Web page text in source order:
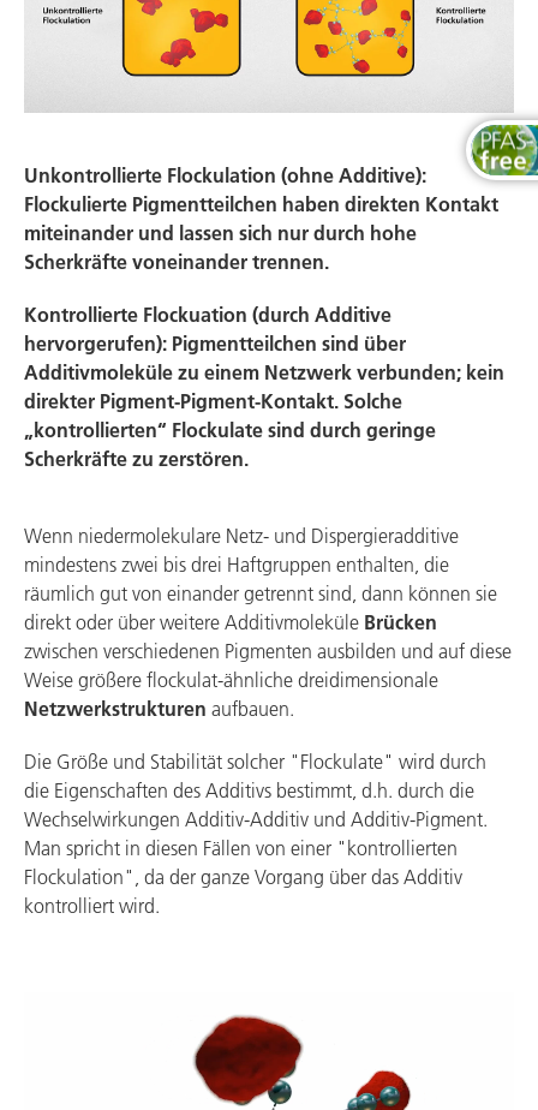
Unkontrollierte Flockulation (ohne Additive):
Flockulierte Pigmentteilchen haben direkten Kontakt
miteinander und lassen sich nur durch hohe
Scherkräfte voneinander trennen.
Kontrollierte Flockuation (durch Additive
hervorgerufen): Pigmentteilchen sind über
Additivmoleküle zu einem Netzwerk verbunden; kein
direkter Pigment-Pigment-Kontakt. Solche
„kontrollierten“ Flockulate sind durch geringe
Scherkräfte zu zerstören.
Wenn niedermolekulare Netz- und Dispergieradditive
mindestens zwei bis drei Haftgruppen enthalten, die
räumlich gut von einander getrennt sind, dann können sie
direkt oder über weitere Additivmoleküle Brücken
zwischen verschiedenen Pigmenten ausbilden und auf diese
Weise größere flockulat-ähnliche dreidimensionale
Netzwerkstrukturen aufbauen.
Die Größe und Stabilität solcher "Flockulate" wird durch
die Eigenschaften des Additivs bestimmt, d.h. durch die
Wechselwirkungen Additiv-Additiv und Additiv-Pigment.
Man spricht in diesen Fällen von einer "kontrollierten
Flockulation", da der ganze Vorgang über das Additiv
kontrolliert wird.